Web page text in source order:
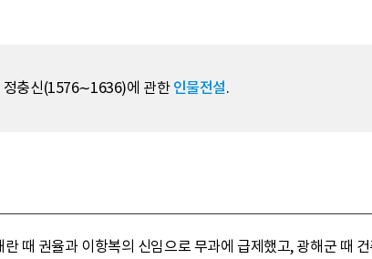
정충신(1576∼1636)에 관한인물전설.
란 때 권율과 이항복의 신임으로 무과에 급제했고, 광해군 때